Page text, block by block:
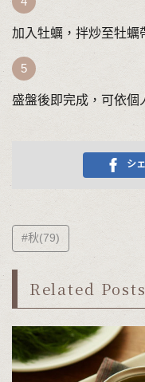
加入牡蠣，拌炒至牡蠣
盛盤後即完成，可依個
シ
#秋(79)
Related Posts